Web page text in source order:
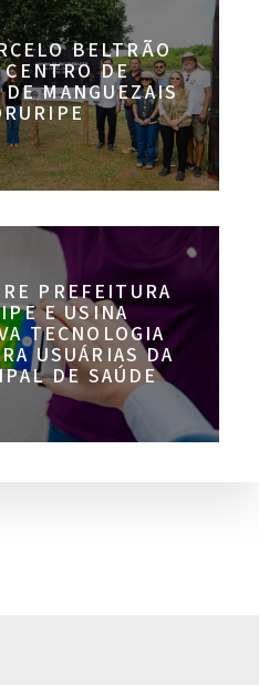
BELTRÃO
CENTRO DE
DE MANGUEZAIS
PREFEITURA
E USINA
TECNOLOGIA
USUÁRIAS DA
DE SAÚDE